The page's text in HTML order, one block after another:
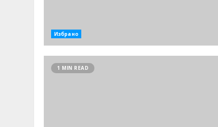
Избрано
1 MIN READ